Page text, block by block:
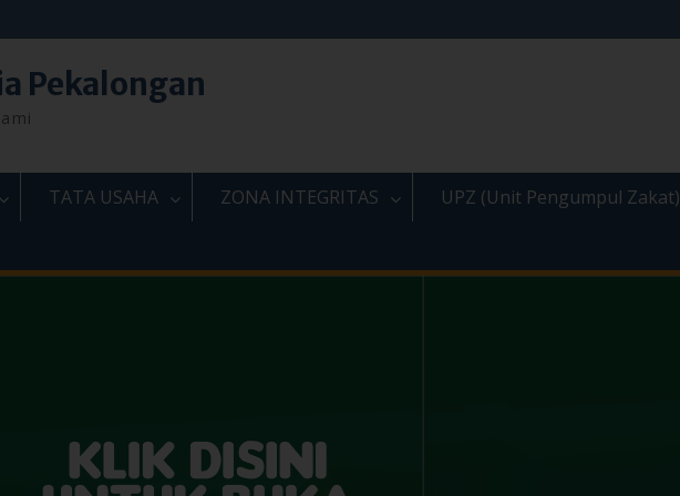
Pekalongan
TATA USAHA ZONA INTEGRITAS UPZ (Unit Pengumpul Zakat)